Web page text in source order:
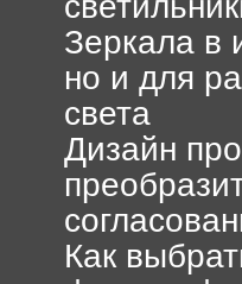
Зеркала в
но и для
света
Дизайн
Как